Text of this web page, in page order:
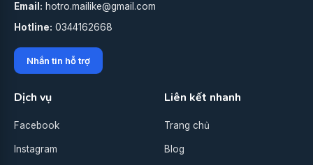
Email: hotro.mailike@gmail.com
Hotline: 0344162668
Nhắn tin hỗ trợ
Dịch vụ
Facebook
Instagram
Liên kết nhanh
Trang chủ
Blog